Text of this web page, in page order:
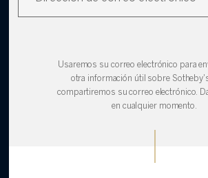
Usaremos su correo electrónico para
otra información útil sobre
compartiremos su correo electrónico.
en cualquier momento.